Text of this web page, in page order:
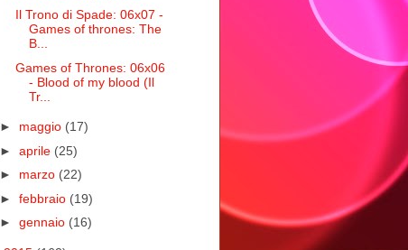
Il Trono di Spade: 06x07 -
Games of thrones: The
B...
Games of Thrones: 06x06
- Blood of my blood (Il
Tr...
► maggio (17)
► aprile (25)
► marzo (22)
► febbraio (19)
► gennaio (16)